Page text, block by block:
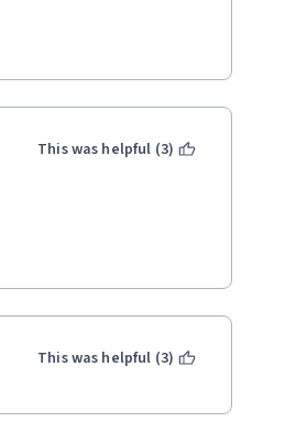
This was helpful (3)
This was helpful (3)